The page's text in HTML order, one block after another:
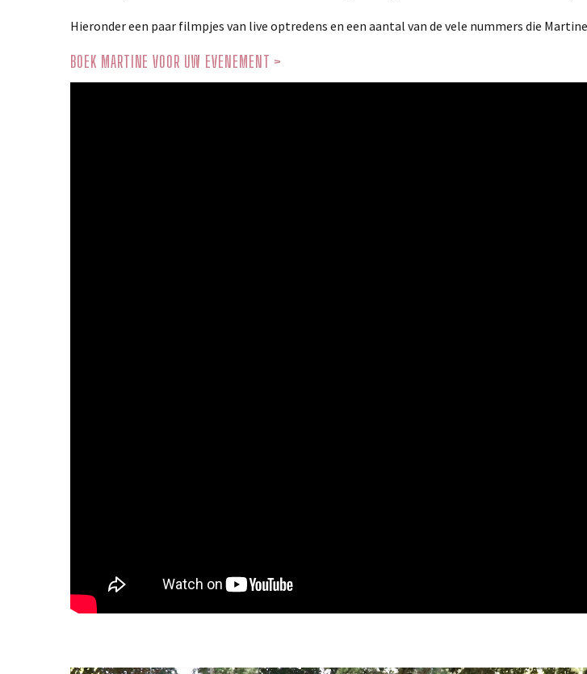
Hieronder een paar filmpjes van live optredens en een aantal van de vele nummers die
BOEK MARTINE VOOR UW EVENEMENT >